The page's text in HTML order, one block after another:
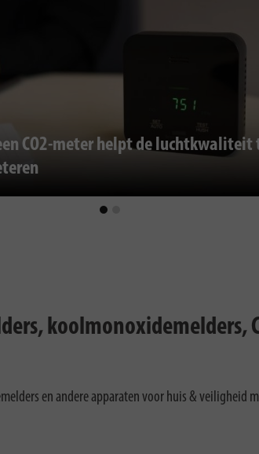
CO2-meter helpt de luchtkwaliteit
koolmonoxidemelders,
en andere apparaten voor huis & veiligheid